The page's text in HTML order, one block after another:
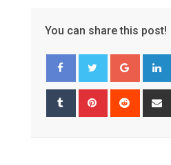
You can share this post!
Google+
Tumblr Pinterest Reddit